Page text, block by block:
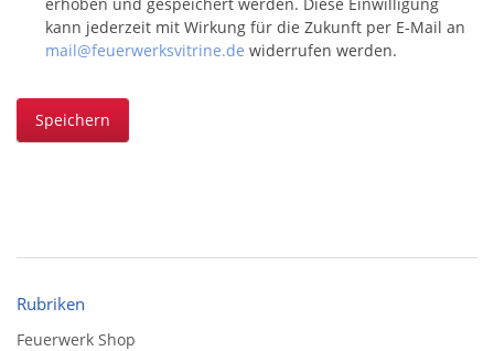
kann jederzeit mit Wirkung für die Zukunft per E-Mail an
mail@feuerwerksvitrine.de widerrufen werden.
Speichern
Rubriken
Feuerwerk Shop